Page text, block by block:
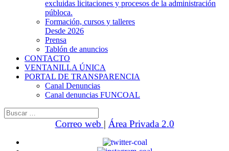
excluidas licitaciones y procesos de la administración
públoca.
Formación, cursos y talleres
Desde 2026
Prensa
Tablón de anuncios
CONTACTO
VENTANILLA ÚNICA
PORTAL DE TRANSPARENCIA
Canal Denuncias
Canal denuncias FUNCOAL
Buscar:
Correo web | Área Privada 2.0